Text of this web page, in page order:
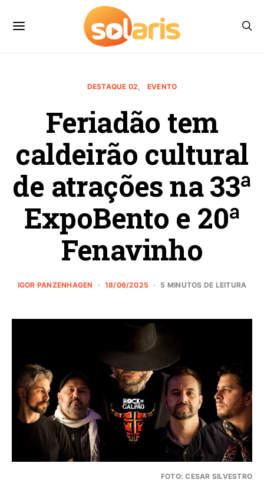
DESTAQUE 02 EVENTO
Feriadão tem
caldeirão cultural
de atrações na 33ª
ExpoBento e 20ª
Fenavinho
IGOR PANZENHAGEN 18/06/2025 5 MINUTOS DE LEITURA
FOTO: CESAR SILVESTRO